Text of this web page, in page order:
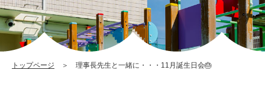
月
誕
生
日
トップページ ＞ 理事長先生と一緒に・・・11月誕生日会🎂